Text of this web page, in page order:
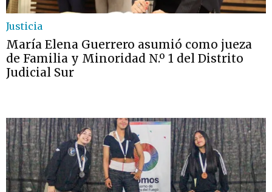
Justicia
María Elena Guerrero asumió como jueza
de Familia y Minoridad N.º 1 del Distrito
Judicial Sur